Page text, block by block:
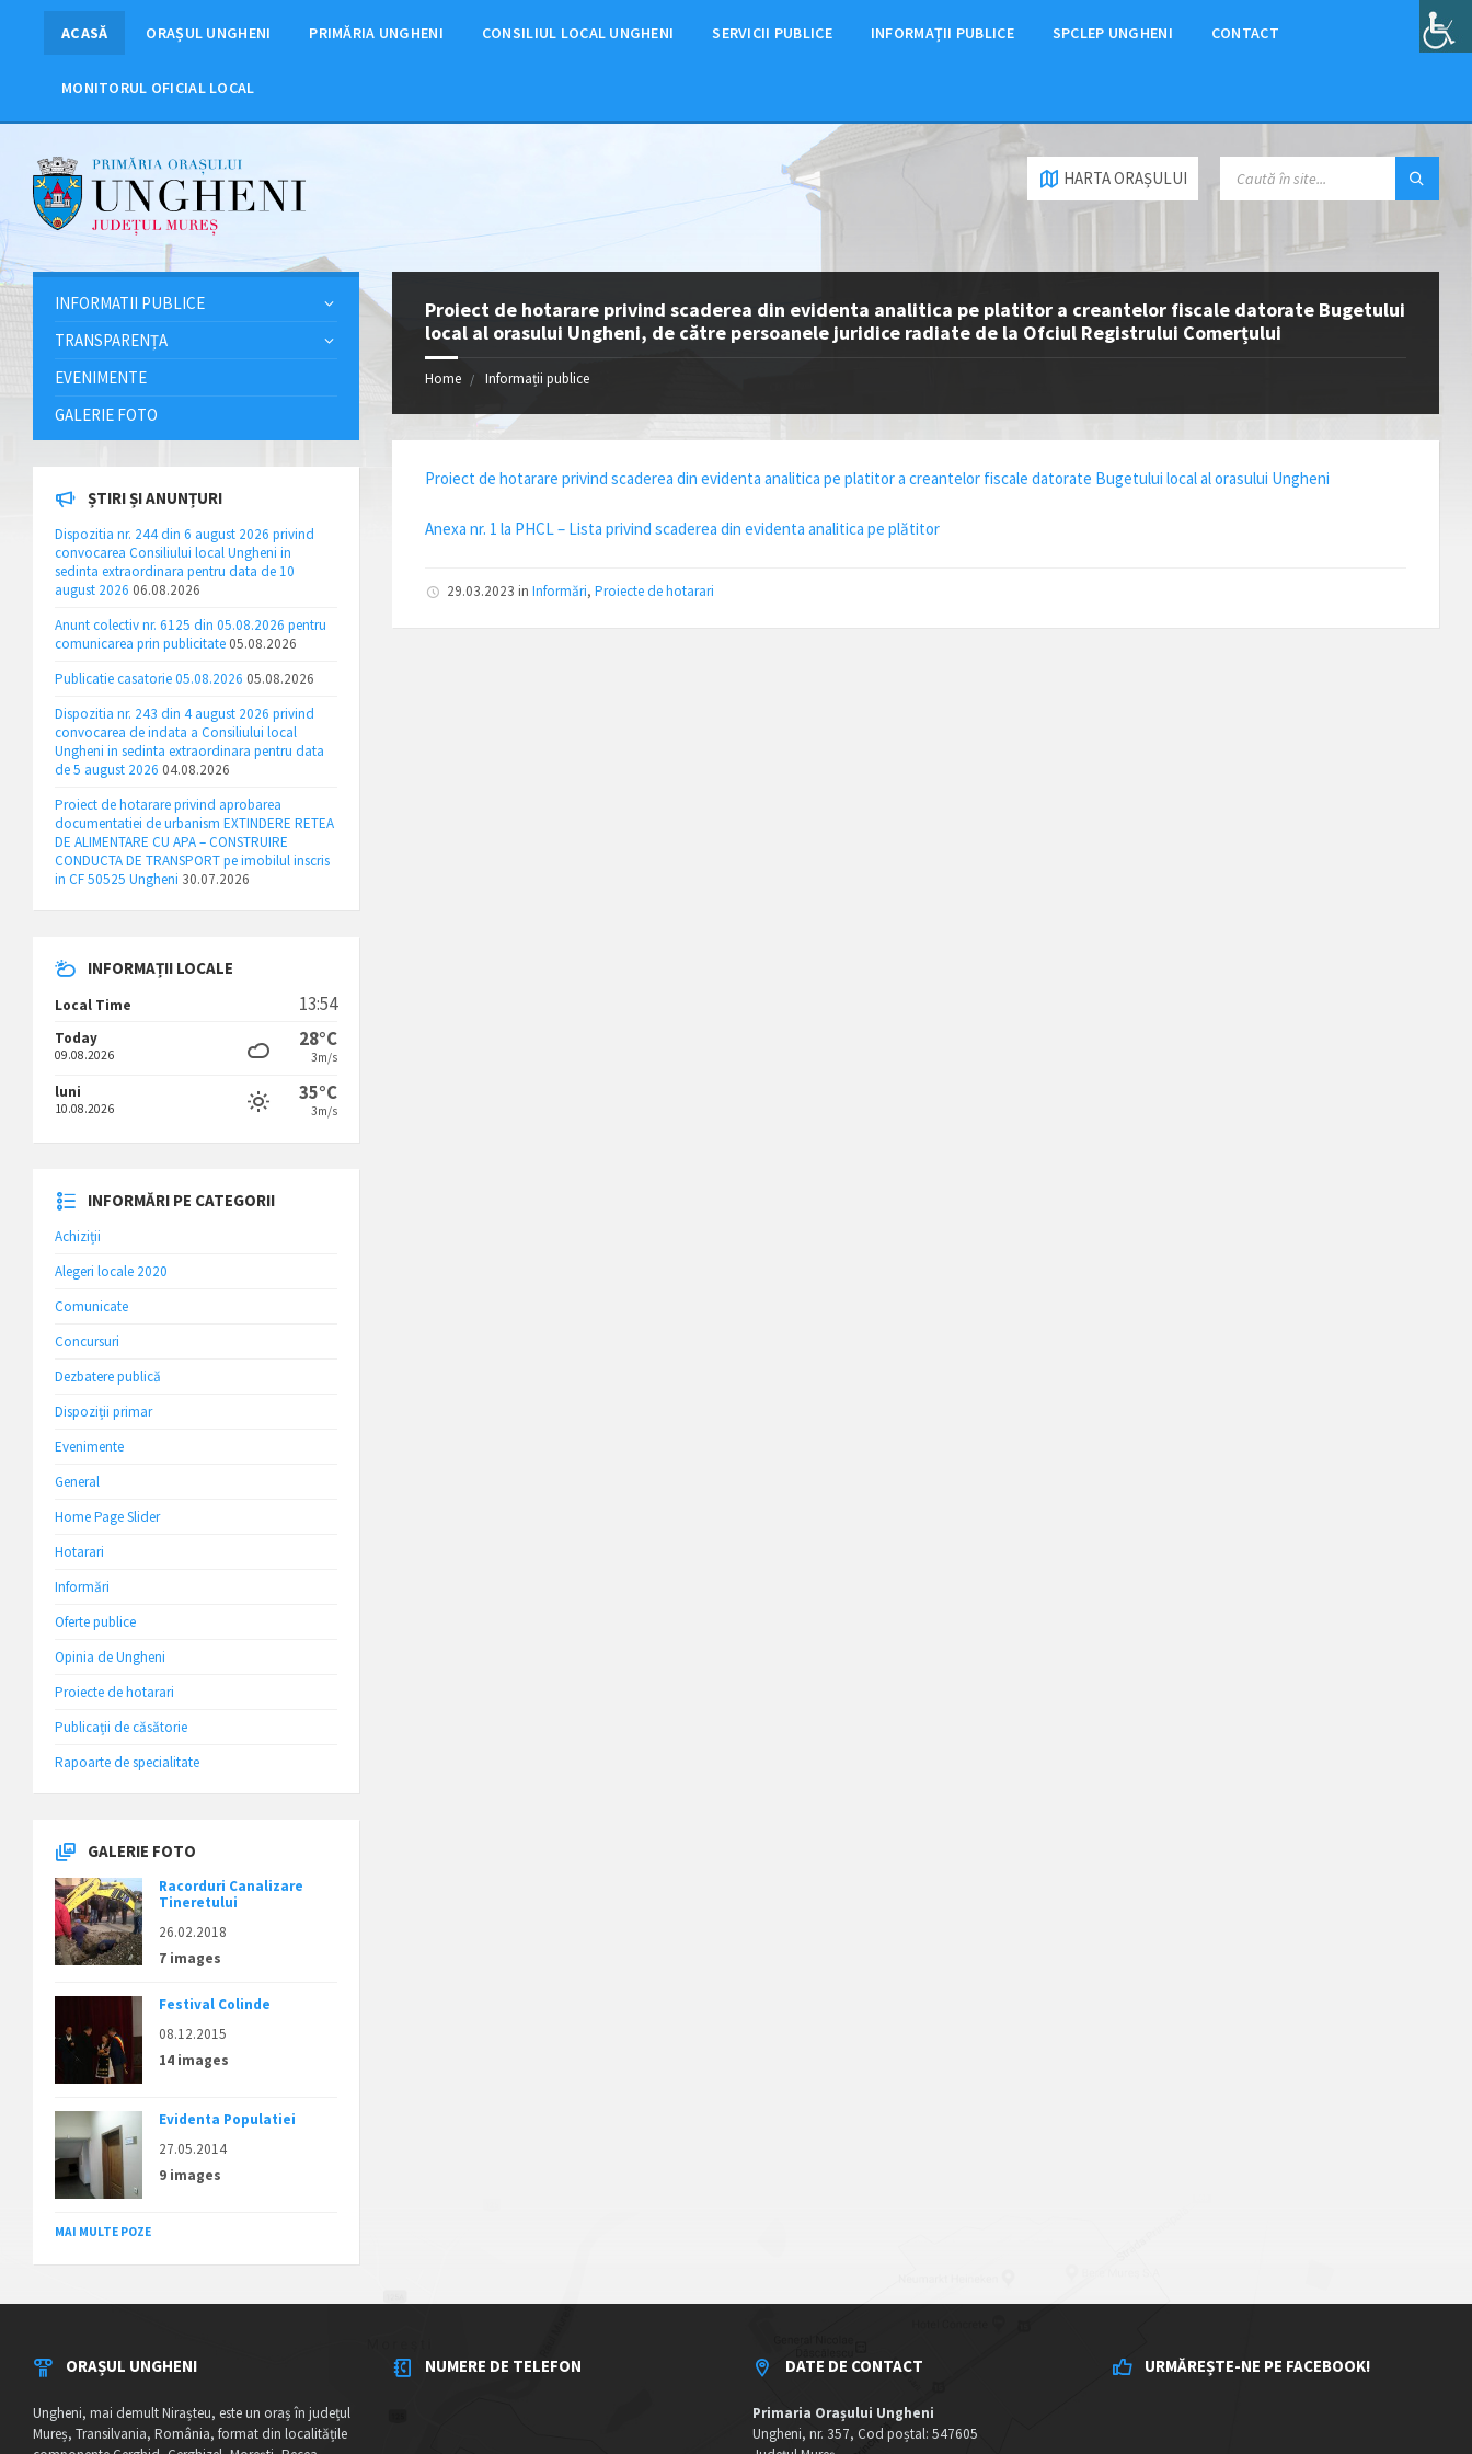
ACASĂ ORAȘUL UNGHENI PRIMĂRIA UNGHENI CONSILIUL LOCAL UNGHENI SERVICII PUBLICE INFORMAȚII PUBLICE SPCLEP UNGHENI CONTACT
MONITORUL OFICIAL LOCAL
HARTA ORAȘULUI
Proiect de hotarare privind scaderea din evidenta analitica pe platitor a creantelor fiscale datorate Bugetului
local al orasului Ungheni, de către persoanele juridice radiate de la Ofciul Registrului Comerțului
Home Informații publice
Proiect de hotarare privind scaderea din evidenta analitica pe platitor a creantelor fiscale datorate Bugetului local al orasului Ungheni
Anexa nr. 1 la PHCL – Lista privind scaderea din evidenta analitica pe plătitor
29.03.2023inInformări,Proiecte de hotarari
INFORMATII PUBLICE
TRANSPARENȚA
EVENIMENTE
GALERIE FOTO
ȘTIRI ȘI ANUNȚURI
Dispozitia nr. 244 din 6 august 2026 privind
convocarea Consiliului local Ungheni in
sedinta extraordinara pentru data de 10
august 2026 06.08.2026
Anunt colectiv nr. 6125 din 05.08.2026 pentru
comunicarea prin publicitate 05.08.2026
Publicatie casatorie 05.08.2026 05.08.2026
Dispozitia nr. 243 din 4 august 2026 privind
convocarea de indata a Consiliului local
Ungheni in sedinta extraordinara pentru data
de 5 august 2026 04.08.2026
Proiect de hotarare privind aprobarea
documentatiei de urbanism EXTINDERE RETEA
DE ALIMENTARE CU APA – CONSTRUIRE
CONDUCTA DE TRANSPORT pe imobilul inscris
in CF 50525 Ungheni 30.07.2026
INFORMAȚII LOCALE
Local Time 13:54
Today
09.08.2026
28°C
3m/s
luni
10.08.2026
35°C
3m/s
INFORMĂRI PE CATEGORII
Achiziții
Alegeri locale 2020
Comunicate
Concursuri
Dezbatere publică
Dispoziții primar
Evenimente
General
Home Page Slider
Hotarari
Informări
Oferte publice
Opinia de Ungheni
Proiecte de hotarari
Publicații de căsătorie
Rapoarte de specialitate
GALERIE FOTO
Racorduri Canalizare
Tineretului
26.02.2018
7 images
Festival Colinde
08.12.2015
14 images
Evidenta Populatiei
27.05.2014
9 images
MAI MULTE POZE
ORAȘUL UNGHENI
Ungheni, mai demult Nirașteu, este un oraș în județul
Mureș, Transilvania, România, format din localitățile
NUMERE DE TELEFON DATE DE CONTACT
Primaria Orașului Ungheni
Ungheni, nr. 357, Cod poștal: 547605
URMĂREȘTE-NE PE FACEBOOK!